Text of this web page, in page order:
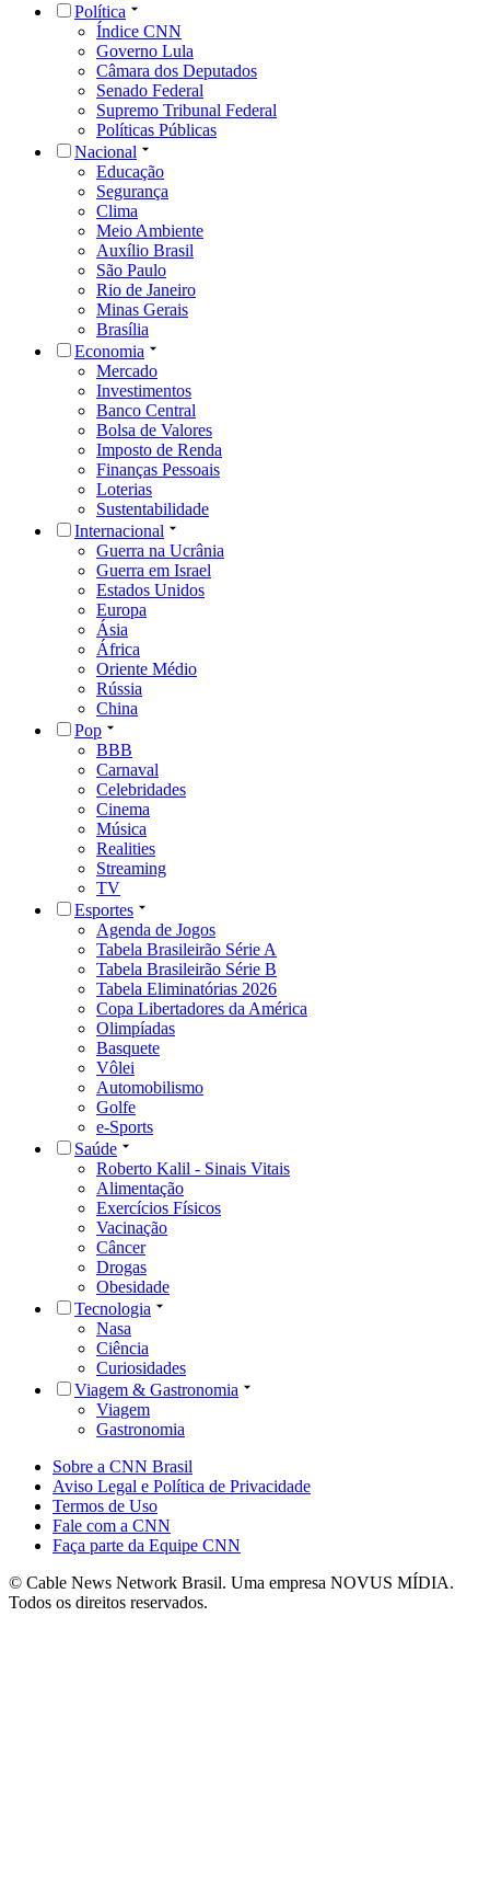
Política
Índice CNN
Governo Lula
Câmara dos Deputados
Senado Federal
Supremo Tribunal Federal
Políticas Públicas
Nacional
Educação
Segurança
Clima
Meio Ambiente
Auxílio Brasil
São Paulo
Rio de Janeiro
Minas Gerais
Brasília
Economia
Mercado
Investimentos
Banco Central
Bolsa de Valores
Imposto de Renda
Finanças Pessoais
Loterias
Sustentabilidade
Internacional
Guerra na Ucrânia
Guerra em Israel
Estados Unidos
Europa
Ásia
África
Oriente Médio
Rússia
China
Pop
BBB
Carnaval
Celebridades
Cinema
Música
Realities
Streaming
TV
Esportes
Agenda de Jogos
Tabela Brasileirão Série A
Tabela Brasileirão Série B
Tabela Eliminatórias 2026
Copa Libertadores da América
Olimpíadas
Basquete
Vôlei
Automobilismo
Golfe
e-Sports
Saúde
Roberto Kalil - Sinais Vitais
Alimentação
Exercícios Físicos
Vacinação
Câncer
Drogas
Obesidade
Tecnologia
Nasa
Ciência
Curiosidades
Viagem & Gastronomia
Viagem
Gastronomia
Sobre a CNN Brasil
Aviso Legal e Política de Privacidade
Termos de Uso
Fale com a CNN
Faça parte da Equipe CNN
© Cable News Network Brasil. Uma empresa NOVUS MÍDIA.
Todos os direitos reservados.